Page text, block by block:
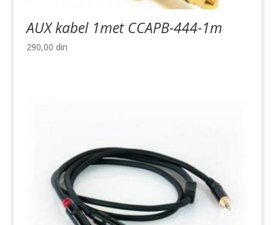
AUX kabel 1met CCAPB-444-1m
290,00 din